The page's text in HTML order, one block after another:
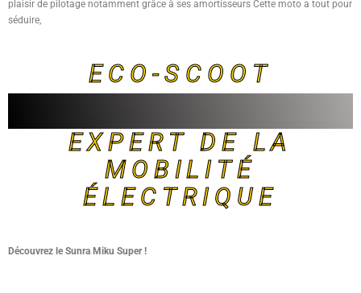
plaisir de pilotage notamment grâce à ses amortisseurs Cette moto a tout pour
séduire,
ECO-SCOOT
EXPERT DE LA
MOBILITÉ
ÉLECTRIQUE
Découvrez le Sunra Miku Super !